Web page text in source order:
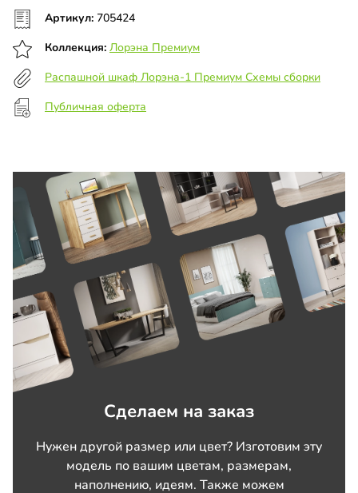
Артикул: 705424
Коллекция: Лорэна Премиум
Распашной шкаф Лорэна-1 Премиум Схемы сборки
Публичная оферта
Сделаем на заказ
Нужен другой размер или цвет? Изготовим эту
модель по вашим цветам, размерам,
наполнению, идеям. Также можем